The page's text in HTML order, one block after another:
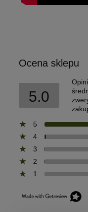
Ocena sklepu
5.0
5
4
3
2
1